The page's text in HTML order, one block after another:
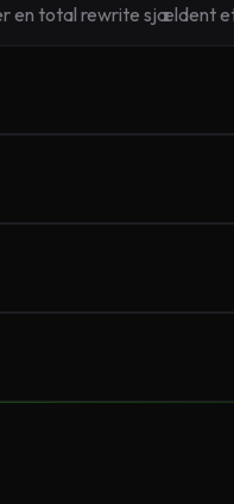
en total rewrite sjældent